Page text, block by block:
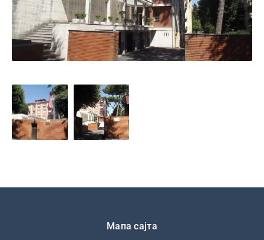
Мапа сајта